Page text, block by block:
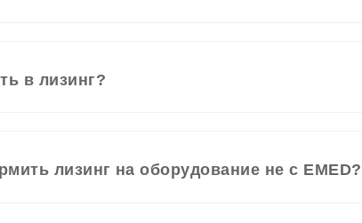
в лизинг?
лизинг на оборудование не с EMED?